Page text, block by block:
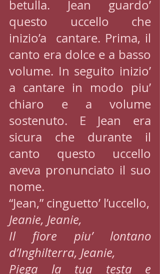
betulla. Jean guardo’
questo uccello che
inizio’a  cantare. Prima, il
canto era dolce e a basso
volume. In seguito inizio’
a cantare in modo piu’
chiaro e a volume
sostenuto. E Jean era
sicura che durante il
canto questo uccello
aveva pronunciato il suo
nome.
“Jean,” cinguetto’ l’uccello,
Jeanie, Jeanie,
Il fiore piu’ lontano
d’Inghilterra, Jeanie,
Piega la tua testa e